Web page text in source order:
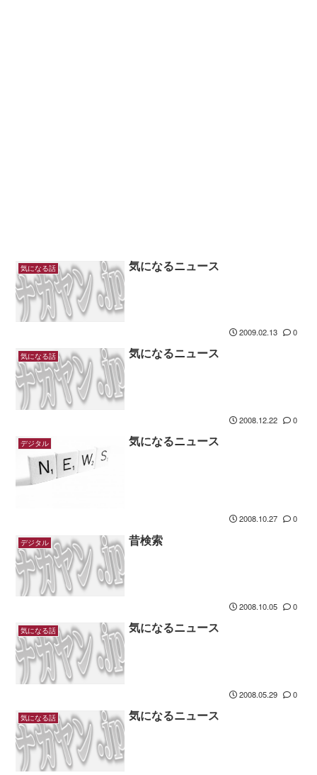
気になる話 気になるニュース
2009.02.13 0
気になる話 気になるニュース
2008.12.22 0
デジタル 気になるニュース
2008.10.27 0
デジタル 昔検索
2008.10.05 0
気になる話 気になるニュース
2008.05.29 0
気になる話 気になるニュース